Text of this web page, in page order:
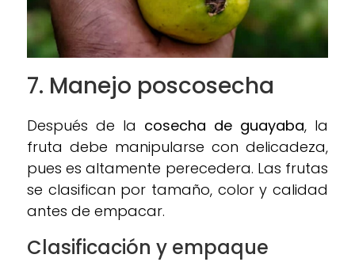
7. Manejo poscosecha
Después de la cosecha de guayaba, la
fruta debe manipularse con delicadeza,
pues es altamente perecedera. Las frutas
se clasifican por tamaño, color y calidad
antes de empacar.
Clasificación y empaque